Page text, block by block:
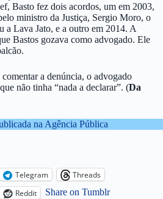
Basto fez dois acordos, um em 2003,
ministro da Justiça, Sergio Moro, o
a Lava Jato, e a outro em 2014. A
Bastos gozava como advogado. Ele
comentar a denúncia, o advogado
não tinha “nada a declarar”. (Da
na Agência Pública
Telegram
Threads
Reddit Share on Tumblr